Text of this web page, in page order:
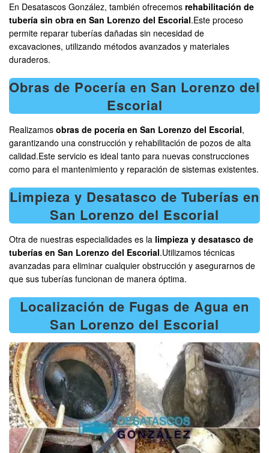
En Desatascos González, también ofrecemos rehabilitación de
tubería sin obra en San Lorenzo del Escorial.Este proceso
permite reparar tuberías dañadas sin necesidad de
excavaciones, utilizando métodos avanzados y materiales
duraderos.
Obras de Pocería en San Lorenzo del
Escorial
Realizamos obras de pocería en San Lorenzo del Escorial,
garantizando una construcción y rehabilitación de pozos de alta
calidad.Este servicio es ideal tanto para nuevas construcciones
como para el mantenimiento y reparación de sistemas existentes.
Limpieza y Desatasco de Tuberías en
San Lorenzo del Escorial
Otra de nuestras especialidades es la limpieza y desatasco de
tuberías en San Lorenzo del Escorial.Utilizamos técnicas
avanzadas para eliminar cualquier obstrucción y asegurarnos de
que sus tuberías funcionan de manera óptima.
Localización de Fugas de Agua en
San Lorenzo del Escorial